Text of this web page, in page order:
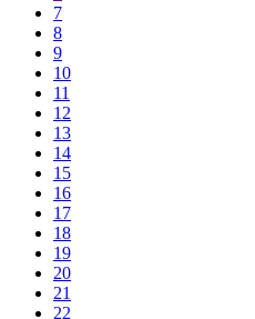
7
8
9
10
11
12
13
14
15
16
17
18
19
20
21
22